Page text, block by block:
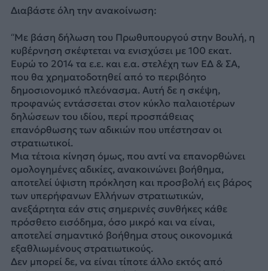
Διαβάστε όλη την ανακοίνωση:
“Με βάση δήλωση του Πρωθυπουργού στην Βουλή, η
κυβέρνηση σκέφτεται να ενισχύσει με 100 εκατ.
Ευρώ το 2014 τα ε.ε. και ε.α. στελέχη των ΕΔ & ΣΑ,
που θα χρηματοδοτηθεί από το περιβόητο
δημοσιονομικό πλεόνασμα. Αυτή δε η σκέψη,
προφανώς εντάσσεται στον κύκλο παλαιοτέρων
δηλώσεων του ιδίου, περί προσπάθειας
επανόρθωσης των αδικιών που υπέστησαν οι
στρατιωτικοί.
Μια τέτοια κίνηση όμως, που αντί να επανορθώνει
ομολογημένες αδικίες, ανακοινώνει βοήθημα,
αποτελεί ύψιστη πρόκληση και προσβολή εις βάρος
των υπερήφανων Ελλήνων στρατιωτικών,
ανεξάρτητα εάν στις σημερινές συνθήκες κάθε
πρόσθετο εισόδημα, όσο μικρό και να είναι,
αποτελεί σημαντικό βοήθημα στους οικονομικά
εξαθλιωμένους στρατιωτικούς.
Δεν μπορεί δε, να είναι τίποτε άλλο εκτός από